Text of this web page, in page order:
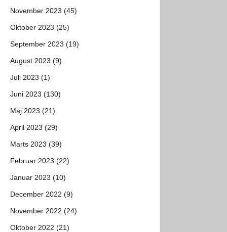
November 2023 (45)
Oktober 2023 (25)
September 2023 (19)
August 2023 (9)
Juli 2023 (1)
Juni 2023 (130)
Maj 2023 (21)
April 2023 (29)
Marts 2023 (39)
Februar 2023 (22)
Januar 2023 (10)
December 2022 (9)
November 2022 (24)
Oktober 2022 (21)